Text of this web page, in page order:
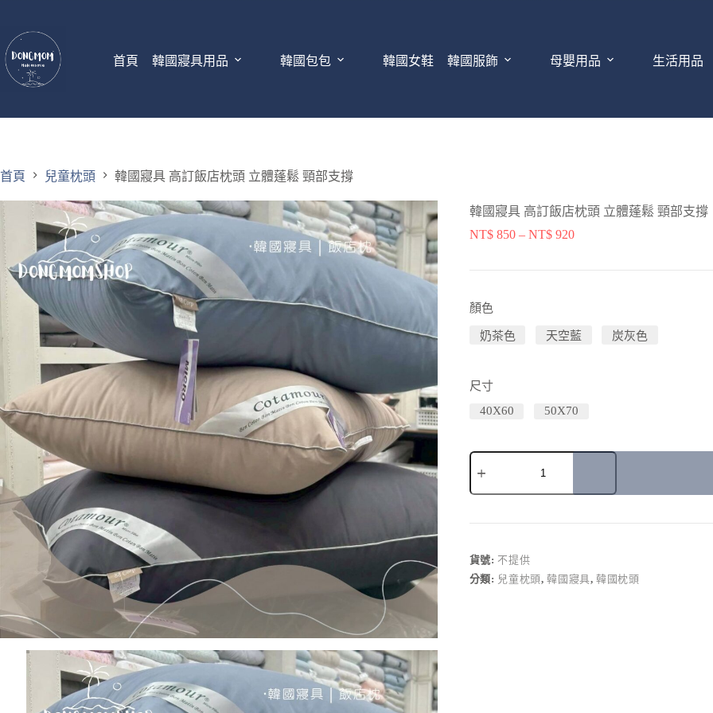
首頁 韓國寢具用品 韓國包包 韓國女鞋 韓國服飾 母嬰用品 生活用品
首頁 兒童枕頭 韓國寢具 高訂飯店枕頭 立體蓬鬆 頸部支撐
韓國寢具 高訂飯店枕頭 立體蓬鬆 頸部支撐
NT$ 850 – NT$ 920
顏色
奶茶色 天空藍 炭灰色
尺寸
40X60
50X70
r
n
a
貨號: 不提供
分類: 兒童枕頭,韓國寢具,韓國枕頭